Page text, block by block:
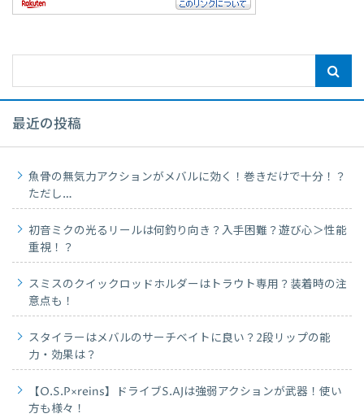
最近の投稿
魚骨の無気力アクションがメバルに効く！巻きだけで十分！？
ただし…
初音ミクの光るリールは何釣り向き？入手困難？遊び心＞性能
重視！？
スミスのクイックロッドホルダーはトラウト専用？装着時の注
意点も！
スタイラーはメバルのサーチベイトに良い？2段リップの能
力・効果は？
【O.S.P×reins】ドライブS.AJは強弱アクションが武器！使い
方も様々！